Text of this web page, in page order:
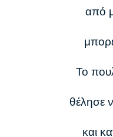
από
Το
θέλησε
και